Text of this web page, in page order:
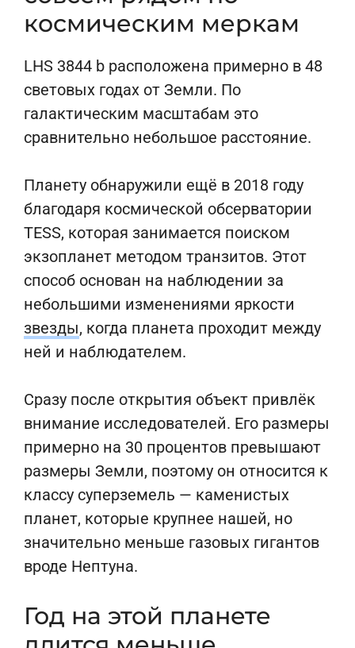
космическим меркам
LHS 3844 b расположена примерно в 48
световых годах от Земли. По
галактическим масштабам это
сравнительно небольшое расстояние.
Планету обнаружили ещё в 2018 году
благодаря космической обсерватории
TESS, которая занимается поиском
экзопланет методом транзитов. Этот
способ основан на наблюдении за
небольшими изменениями яркости
звезды, когда планета проходит между
ней и наблюдателем.
Сразу после открытия объект привлёк
внимание исследователей. Его размеры
примерно на 30 процентов превышают
размеры Земли, поэтому он относится к
классу суперземель — каменистых
планет, которые крупнее нашей, но
значительно меньше газовых гигантов
вроде Нептуна.
Год на этой планете